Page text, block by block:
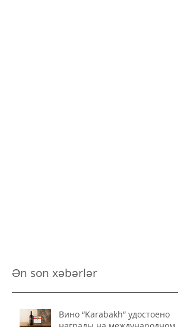
Ən son xəbərlər
Вино “Karabakh” удостоено